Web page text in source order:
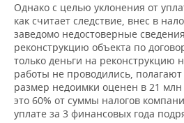
Однако с целью уклонения от
как считает следствие, внес в
заведомо недостоверные
реконструкцию объекта по
только деньги на реконструкцию
работы не проводились,
размер недоимки оценен в 21
это 60% от суммы налогов
уплате за 3 финансовых года